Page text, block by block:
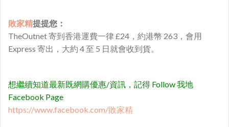
敗家精提提您：
TheOutnet 寄到香港運費一律 £24，約港幣 263，會用
Express 寄出，大約 4 至 5 日就會收到貨。
想繼續知道最新既網購優惠/資訊，記得 Follow 我地
Facebook Page
https://www.facebook.com/敗家精